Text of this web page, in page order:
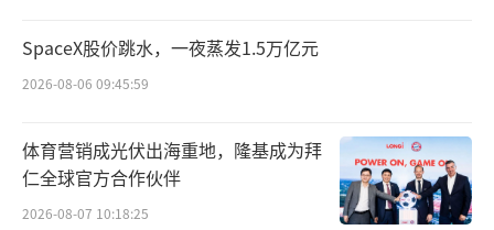
方正证券研报指出，在2023年一季度疫情
第二季度起逐季度改善，3-4月回款保持20-3
0%增速，5月增幅高达50%左右。在上半年行
业弱复苏周期背景下，主品牌珍酒增长速度居
SpaceX股价跳水，一夜蒸发1.5万亿元
2026-08-06 09:45:59
体育营销成光伏出海重地，隆基成为拜
仁全球官方合作伙伴
2026-08-07 10:18:25